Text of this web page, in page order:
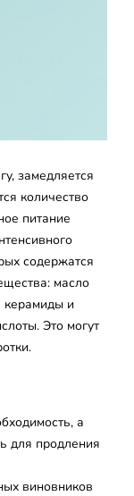
замедляется
количество
питание
содержатся
масло
керамиды и
Это могут
а
для продления
виновников